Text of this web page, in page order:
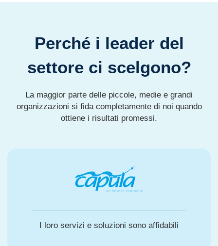
Perché i leader del
settore ci scelgono?
La maggior parte delle piccole, medie e grandi
organizzazioni si fida completamente di noi quando
ottiene i risultati promessi.
I loro servizi e soluzioni sono affidabili